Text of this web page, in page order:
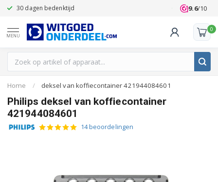
30 dagen bedenktijd Klanten
9.6/10
MENU
0
Home / deksel van koffiecontainer 421944084601
Philips deksel van koffiecontainer
421944084601
14 beoordelingen